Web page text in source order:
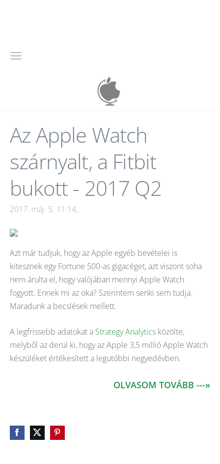
Az Apple Watch
szárnyalt, a Fitbit
bukott - 2017 Q2
2017. máj. 5. 11:14,
Azt már tudjuk, hogy az Apple egyéb bevételei is
kitesznek egy Fortune 500-as gigacéget, azt viszont soha
nem árulta el, hogy valójában mennyi Apple Watch
fogyott. Ennek mi az oka? Szerintem senki sem tudja.
Maradunk a becslések mellett.
A legfrissebb adatokat a Strategy Analytics közölte,
melyből az derül ki, hogy az Apple 3,5 millió Apple Watch
készüléket értékesített a legutóbbi negyedévben.
OLVASOM TOVÁBB ---»